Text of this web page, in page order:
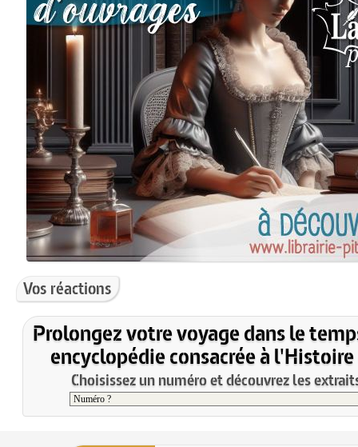
Vos réactions
Prolongez votre voyage dans le
encyclopédie consacrée à l'Histoire
Choisissez un numéro et découvrez les